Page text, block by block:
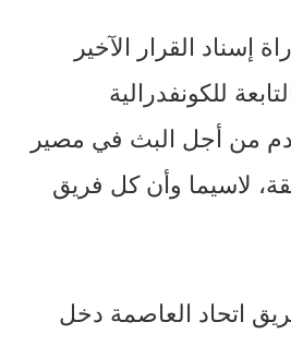
إسناد القرار الآخير
للكونفدرالية
من أجل البث في مصير
لاسيما وأن كل فريق
اتحاد العاصمة دخل